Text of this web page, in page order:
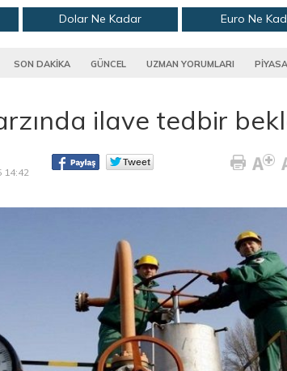
Dolar Ne Kadar Euro Ne
SON DAKİKA GÜNCEL UZMAN YORUMLARI
ilave tedbir
14:42